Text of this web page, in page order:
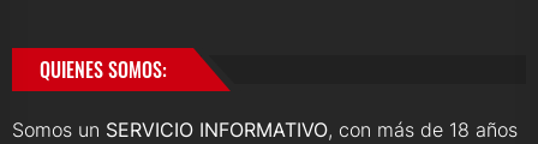
QUIENES SOMOS:
Somos un SERVICIO INFORMATIVO, con más de 18 años